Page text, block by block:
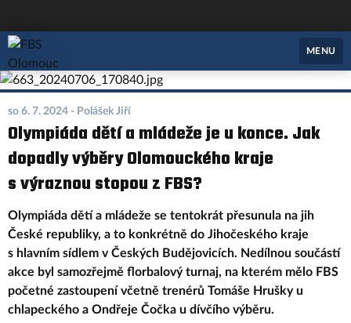
FBS Olomouc
MENU
so 6. 7. 2024 - Polášek Jiří
Olympiáda dětí a mládeže je u konce. Jak
dopadly výběry Olomouckého kraje
s výraznou stopou z FBS?
Olympiáda dětí a mládeže se tentokrát přesunula na jih
České republiky, a to konkrétně do Jihočeského kraje
s hlavním sídlem v Českých Budějovicích. Nedílnou součástí
akce byl samozřejmě florbalový turnaj, na kterém mělo FBS
početné zastoupení včetně trenérů Tomáše Hrušky u
chlapeckého a Ondřeje Čočka u dívčího výběru.